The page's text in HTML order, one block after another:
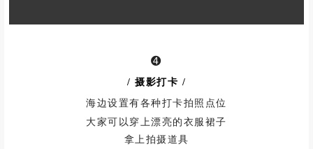
➍
/ 摄影打卡 /
海边设置有各种打卡拍照点位
大家可以穿上漂亮的衣服裙子
拿上拍摄道具